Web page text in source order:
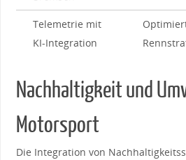
Telemetrie mit
KI-Integration
Nachhaltigkeit ⁣und
Motorsport
Die Integration von